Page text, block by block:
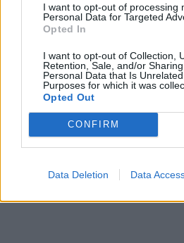
I want to opt-out of processing
Personal Data for Targeted
Opted In
I want to opt-out of Collection,
Retention, Sale, and/or
Personal Data that Is
Purposes for which it was
Opted Out
CONFIRM
Data Deletion Data
regisztrációhoz kötött.
Az előfizetés a következőket
Portfolio.hu teljes
Kötéslisták: BÉT elmúlt 2
kötéslistái
MÁR ELŐFIZETŐNK VAGY?